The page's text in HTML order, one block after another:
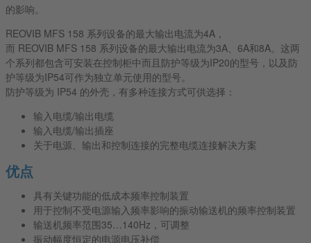
的影响。
REOVIB MFS 158 系列设备的最大输出电流为4A，
而 REOVIB MFS 158 系列设备的最大输出电流为3A、6A和8A。这两
个系列都包含可安装在控制柜中而且防护等级为IP20的型号，以及防
护等级为IP54可作为独立单元使用的型号。
防护等级为 IP54 的外壳，有多种连接方式可供选择：
输入电缆/输出电缆
输入电缆/输出插座
关于电源、输出和控制连接的完整电缆连接解决方案
优点
具有关键功能的低成本频率控制装置
用于控制不受电源输入频率影响的振动输送机的频率控制装置
输送机频率范围35…140Hz，可调整
振动幅度恒定的电源电压补偿